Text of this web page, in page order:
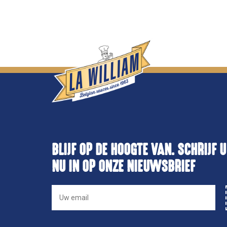
BLIJF OP DE HOOGTE VAN. SCHRIJF U
NU IN OP ONZE NIEUWSBRIEF